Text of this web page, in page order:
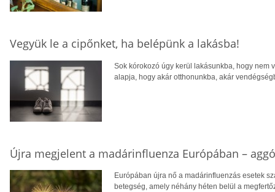
Vegyük le a cipőnket, ha belépünk a lakásba!
Sok kórokozó úgy kerül lakásunkba, hogy nem
alapja, hogy akár otthonunkba, akár
Újra megjelent a madárinfluenza Európában –
Európában újra nő a madárinfluenzás esetek
betegség, amely néhány héten belül a